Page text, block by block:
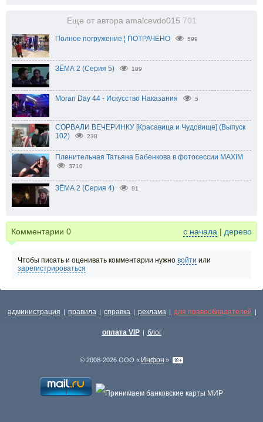
Еще от автора amalcevdo015 701
Полное погружение ¦ ПОТРАЧЕНО 599
ЗЁМА 2 (Серия 5) 109
Moran Day 44 - Искусство Наказания 5
СОРВАЛИ ВЕЧЕРИНКУ [Красавица и Чудовище] (Выпуск
102)
238
Пленительная Татьяна Бабенкова в фотосессии MAXIM
3710
ЗЁМА 2 (Серия 4) 91
Комментарии 0 с начала | дерево
Чтобы писать и оценивать комментарии нужно войти или
зарегистрироваться
администрация | правила | справка | реклама | для правообладателей |
оплата VIP | блог
© 2008-2026 ООО « Инфон »